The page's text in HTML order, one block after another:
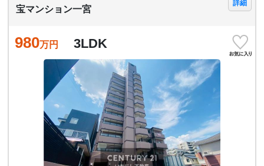
宝マンション一宮
詳細
980万円 3LDK